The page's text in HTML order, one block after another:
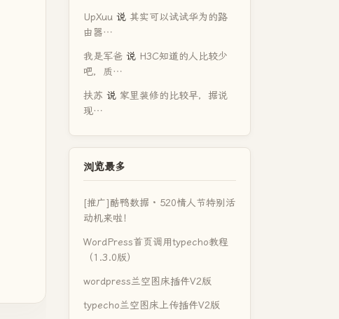
UpXuu 说 其实可以试试华为的路
由器…
我是军爸 说 H3C知道的人比较少
吧，质…
扶苏 说 家里装修的比较早，据说
现…
浏览最多
[推广]酷鸭数据 · 520情人节特别活
动机来啦！
WordPress首页调用typecho教程
（1.3.0版）
wordpress兰空图床插件V2版
typecho兰空图床上传插件V2版